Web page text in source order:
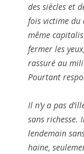
des siècles et
fois victime du
même
fermer les
rassuré au
Pourtant
Il n’y a pas
sans richesse.
lendemain
haine,